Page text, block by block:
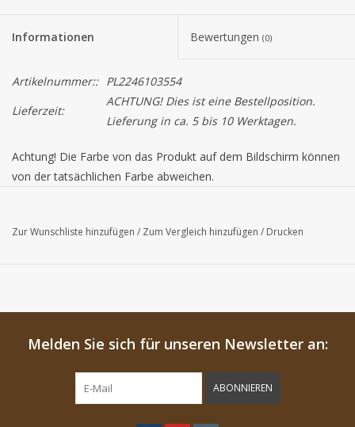
Informationen Bewertungen (0)
Artikelnummer:: PL2246103554
Lieferzeit:
ACHTUNG! Dies ist eine Bestellposition.
Lieferung in ca. 5 bis 10 Werktagen.
Achtung! Die Farbe von das Produkt auf dem Bildschirm können
von der tatsächlichen Farbe abweichen.
Vorrat reicht. Wann es ausverkauft ist bieten wir Ihnen ein
Zur Wunschliste hinzufügen / Zum Vergleich hinzufügen / Drucken
Melden Sie sich für unseren Newsletter an:
ABONNIEREN